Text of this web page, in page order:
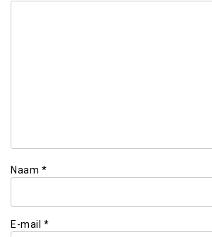
Naam *
E-mail *